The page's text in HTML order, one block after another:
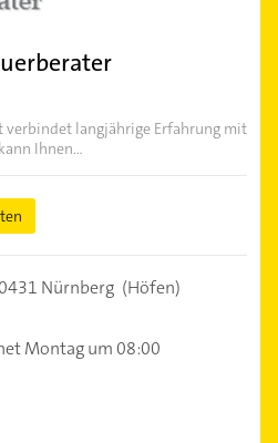
verbindet langjährige Erfahrung mit
Ihnen...
Nürnberg (Höfen)
Montag um 08:00